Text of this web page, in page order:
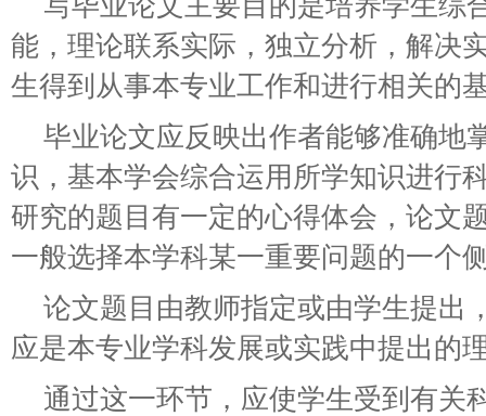
能，理论联系实际，独立分析，解决
生得到从事本专业工作和进行相关的
毕业论文应反映出作者能够准确地
识，基本学会综合运用所学知识进行
研究的题目有一定的心得体会，论文
一般选择本学科某一重要问题的一个
论文题目由教师指定或由学生提出
应是本专业学科发展或实践中提出的
通过这一环节，应使学生受到有关